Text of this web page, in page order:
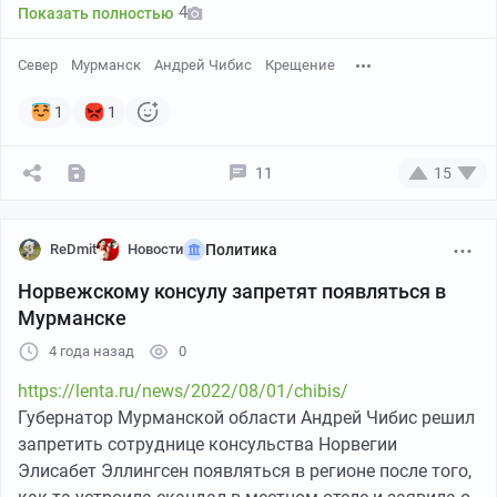
только представится возможность, сообщил пресс-
секретарь главы государства Дмитрий Песков.
Касательно инцидента нужна экспертная оценка
того, является это системной угрозой или отдельным
случаем.
Показать полностью 4
Север Мурманск Андрей Чибис Крещение
1 1
11 15
ReDmit Новости Политика
Норвежскому консулу запретят появляться в
Мурманске
4 года назад 0
https://lenta.ru/news/2022/08/01/chibis/
Губернатор Мурманской области Андрей Чибис решил
запретить сотруднице консульства Норвегии
Элисабет Эллингсен появляться в регионе после того,